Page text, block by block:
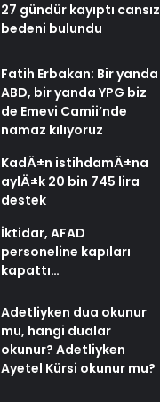
27 gündür kayıptı cansız
bedeni bulundu
Fatih Erbakan: Bir yanda
ABD, bir yanda YPG biz
de Emevi Camii’nde
namaz kılıyoruz
KadÄ±n istihdamÄ±na
aylÄ±k 20 bin 745 lira
destek
İktidar, AFAD
personeline kapıları
kapattı…
Adetliyken dua okunur
mu, hangi dualar
okunur? Adetliyken
Ayetel Kürsi okunur mu?